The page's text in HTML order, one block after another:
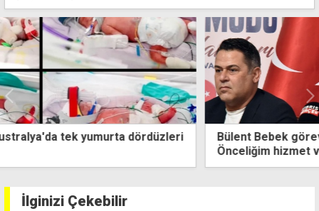
Bülent Bebek görev süresini değerlendirdi:
İlginizi Çekebilir